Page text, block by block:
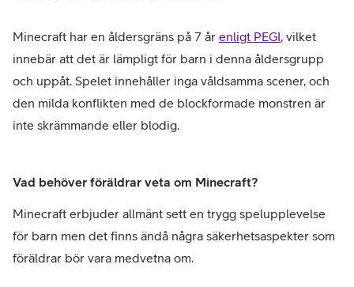
Minecraft har en åldersgräns på 7 år enligt PEGI , vilket
innebär att det är lämpligt för barn i denna åldersgrupp
och uppåt. Spelet innehåller inga våldsamma scener, och
den milda konflikten med de blockformade monstren är
inte skrämmande eller blodig.
Vad behöver föräldrar veta om Minecraft?
Minecraft erbjuder allmänt sett en trygg spelupplevelse
för barn men det finns ändå några säkerhetsaspekter som
föräldrar bör vara medvetna om.